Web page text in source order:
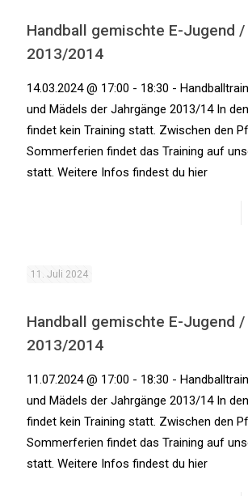
Handball gemischte E-Jugend
2013/2014
14.03.2024 @ 17:00 - 18:30 -
und Mädels der Jahrgänge 2013/14 In
findet kein Training statt. Zwischen den
Sommerferien findet das Training auf
statt. Weitere Infos findest du hier
11. Juli 2024
Handball gemischte E-Jugend
2013/2014
11.07.2024 @ 17:00 - 18:30 -
und Mädels der Jahrgänge 2013/14 In
findet kein Training statt. Zwischen den
Sommerferien findet das Training auf
statt. Weitere Infos findest du hier